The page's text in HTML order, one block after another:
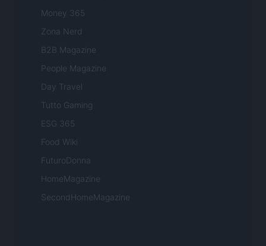
Money 365
Zona Nerd
B2B Magazine
People Magazine
Day Travel
Tutto Gaming
ESG 365
Food Wiki
FuturoDonna
HomeMagazine
SecondHomeMagazine